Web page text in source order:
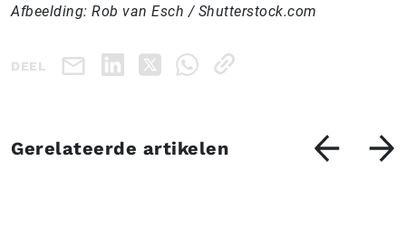
Afbeelding: Rob van Esch / Shutterstock.com
DEEL
Gerelateerde artikelen